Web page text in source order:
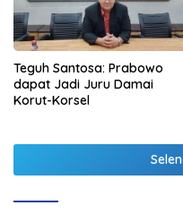
Teguh Santosa: Prabowo
dapat Jadi Juru Damai
Korut-Korsel